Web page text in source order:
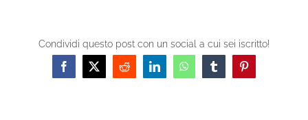
Condividi questo post con un social a cui sei iscritto!
Facebook
X RedditLinkedInWhatsAppTumblrPinterest